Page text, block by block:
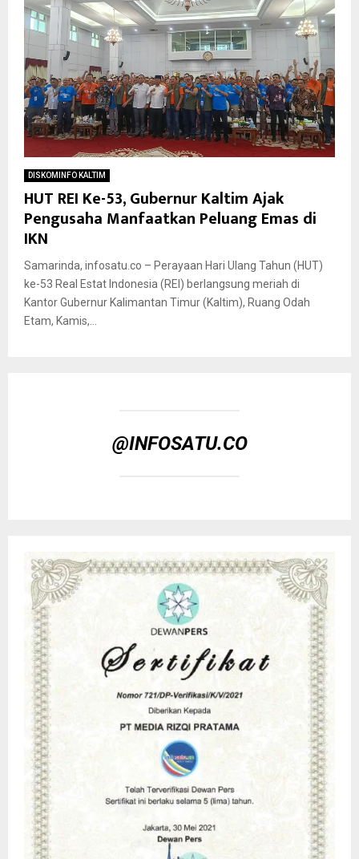
DISKOMINFO KALTIM
HUT REI Ke-53, Gubernur Kaltim Ajak
Pengusaha Manfaatkan Peluang Emas di
IKN
Samarinda, infosatu.co – Perayaan Hari Ulang Tahun (HUT)
ke-53 Real Estat Indonesia (REI) berlangsung meriah di
Kantor Gubernur Kalimantan Timur (Kaltim), Ruang Odah
Etam, Kamis,...
@INFOSATU.CO